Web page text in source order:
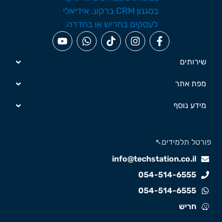
שירותים
מפת אתר
מידע נוסף
info@techstation.co.il
054-514-6555
054-514-6555
חריש
תלמידים↖️